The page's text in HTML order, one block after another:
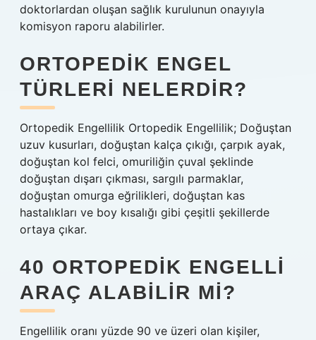
doktorlardan oluşan sağlık kurulunun onayıyla
komisyon raporu alabilirler.
ORTOPEDIK ENGEL
TÜRLERI NELERDIR?
Ortopedik Engellilik Ortopedik Engellilik; Doğuştan
uzuv kusurları, doğuştan kalça çıkığı, çarpık ayak,
doğuştan kol felci, omuriliğin çuval şeklinde
doğuştan dışarı çıkması, sargılı parmaklar,
doğuştan omurga eğrilikleri, doğuştan kas
hastalıkları ve boy kısalığı gibi çeşitli şekillerde
ortaya çıkar.
40 ORTOPEDIK ENGELLI
ARAÇ ALABILIR MI?
Engellilik oranı yüzde 90 ve üzeri olan kişiler,